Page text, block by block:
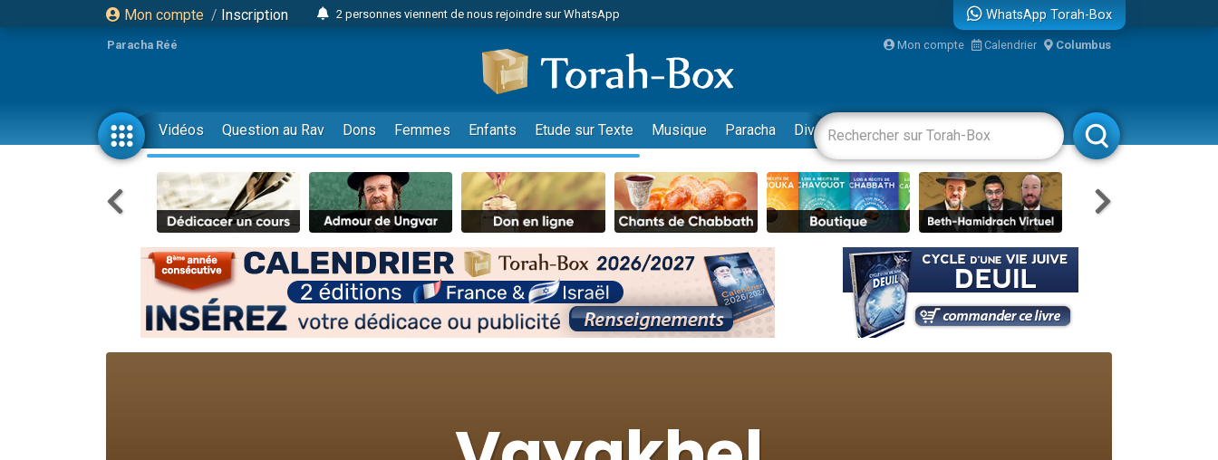
Mon compte / Inscription
2 personnes viennent de nous rejoindre sur WhatsApp
2 nouvelles musiques dans Torah-Box Music
8 personnes viennent de faire un don pour Tsédaka : pauvres d'Israel
4 personnes viennent de faire un don pour Diane, 80 ans, dans un appartement insalubre
Nouvelle émission radio : Visions de grandeur n°104 : Le Chabbath et le Birkat Hamazone à travers le temps
61 personnes viennent de demander une bénédiction
39 personnes viennent de faire un don pour Sauvez la jambe de Yohan
Il reste 49 places pour étudier en groupe sur Zoom
Ariel vient de donner son Maasser
Nathaniel vient de donner son Maasser
6 personnes viennent de faire un don pour 5 enfants déjà orphelins risquent de perdre leur maman
2 personnes viennent de faire un don pour Reloger Rivka, 6 enfants, victime de violences...
2 personnes viennent de nous rejoindre sur WhatsApp
WhatsApp Torah-Box
Paracha Réé Mon compte Calendrier Columbus
Vidéos Question au Rav Dons Femmes Enfants Etude sur Texte Musique Paracha Divertissements Livres Rabbanim